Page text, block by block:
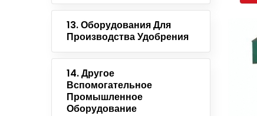
13. Оборудования Для
Производства Удобрения
14. Другое
Вспомогательное
Промышленное
Оборудование